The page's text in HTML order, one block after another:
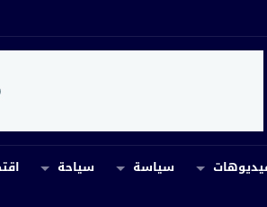
سياسة سياحة